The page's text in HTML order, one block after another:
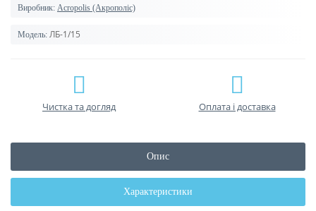
Виробник: Acropolis (Акрополіс)
Модель: ЛБ-1/15
Чистка та догляд Оплата і доставка
Опис
Характеристики